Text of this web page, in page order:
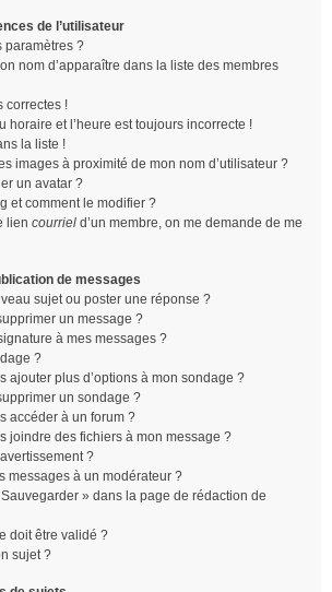
de l’utilisateur
paramètres ?
nom d’apparaître dans la liste des membres
correctes !
horaire et l’heure est toujours incorrecte !
la liste !
images à proximité de mon nom d’utilisateur ?
un avatar ?
et comment le modifier ?
lien courriel d’un membre, on me demande de me
de messages
sujet ou poster une réponse ?
un message ?
à mes messages ?
?
ajouter plus d’options à mon sondage ?
un sondage ?
accéder à un forum ?
joindre des fichiers à mon message ?
?
messages à un modérateur ?
» dans la page de rédaction de
doit être validé ?
sujet ?